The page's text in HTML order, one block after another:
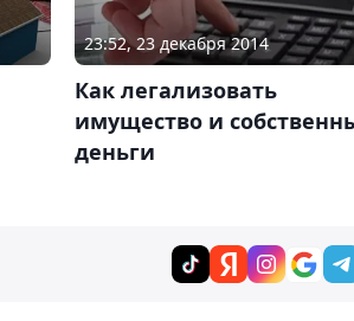
23:52, 23 декабря 2014
Как легализовать
имущество и
деньги